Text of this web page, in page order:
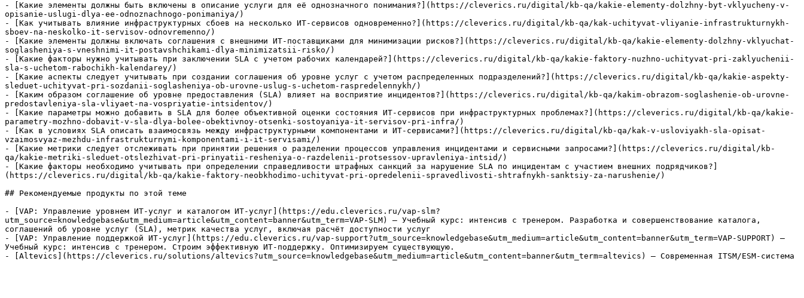
- [Какие элементы должны быть включены в описание услуги для её однозначного понимания?](https://cleverics.ru/digital/kb-qa/kakie-elementy-dolzhny-byt-vklyucheny-v-
opisanie-uslugi-dlya-ee-odnoznachnogo-ponimaniya/)
- [Как учитывать влияние инфраструктурных сбоев на несколько ИТ-сервисов одновременно?](https://cleverics.ru/digital/kb-qa/kak-uchityvat-vliyanie-infrastrukturnykh-
sboev-na-neskolko-it-servisov-odnovremenno/)
- [Какие элементы должны включать соглашения с внешними ИТ-поставщиками для минимизации рисков?](https://cleverics.ru/digital/kb-qa/kakie-elementy-dolzhny-vklyuchat-
soglasheniya-s-vneshnimi-it-postavshchikami-dlya-minimizatsii-risko/)
- [Какие факторы нужно учитывать при заключении SLA с учетом рабочих календарей?](https://cleverics.ru/digital/kb-qa/kakie-faktory-nuzhno-uchityvat-pri-zaklyuchenii-
sla-s-uchetom-rabochikh-kalendarey/)
- [Какие аспекты следует учитывать при создании соглашения об уровне услуг с учетом распределенных подразделений?](https://cleverics.ru/digital/kb-qa/kakie-aspekty-
sleduet-uchityvat-pri-sozdanii-soglasheniya-ob-urovne-uslug-s-uchetom-raspredelennykh/)
- [Каким образом соглашение об уровне предоставления (SLA) влияет на восприятие инцидентов?](https://cleverics.ru/digital/kb-qa/kakim-obrazom-soglashenie-ob-urovne-
predostavleniya-sla-vliyaet-na-vospriyatie-intsidentov/)
- [Какие параметры можно добавить в SLA для более объективной оценки состояния ИТ-сервисов при инфраструктурных проблемах?](https://cleverics.ru/digital/kb-qa/kakie-
parametry-mozhno-dobavit-v-sla-dlya-bolee-obektivnoy-otsenki-sostoyaniya-it-servisov-pri-infra/)
- [Как в условиях SLA описать взаимосвязь между инфраструктурными компонентами и ИТ-сервисами?](https://cleverics.ru/digital/kb-qa/kak-v-usloviyakh-sla-opisat-
vzaimosvyaz-mezhdu-infrastrukturnymi-komponentami-i-it-servisami/)
- [Какие метрики следует отслеживать при принятии решения о разделении процессов управления инцидентами и сервисными запросами?](https://cleverics.ru/digital/kb-
qa/kakie-metriki-sleduet-otslezhivat-pri-prinyatii-resheniya-o-razdelenii-protsessov-upravleniya-intsid/)
- [Какие факторы необходимо учитывать при определении справедливости штрафных санкций за нарушение SLA по инцидентам с участием внешних подрядчиков?]
(https://cleverics.ru/digital/kb-qa/kakie-faktory-neobkhodimo-uchityvat-pri-opredelenii-spravedlivosti-shtrafnykh-sanktsiy-za-narushenie/)
## Рекомендуемые продукты по этой теме
- [VAP: Управление уровнем ИТ-услуг и каталогом ИТ-услуг](https://edu.cleverics.ru/vap-slm?
utm_source=knowledgebase&utm_medium=article&utm_content=banner&utm_term=VAP-SLM) — Учебный курс: интенсив с тренером. Разработка и совершенствование каталога,
соглашений об уровне услуг (SLA), метрик качества услуг, включая расчёт доступности услуг
- [VAP: Управление поддержкой ИТ-услуг](https://edu.cleverics.ru/vap-support?utm_source=knowledgebase&utm_medium=article&utm_content=banner&utm_term=VAP-SUPPORT) —
Учебный курс: интенсив с тренером. Строим эффективную ИТ-поддержку. Оптимизируем существующую.
- [Altevics](https://cleverics.ru/solutions/altevics?utm_source=knowledgebase&utm_medium=article&utm_content=banner&utm_term=altevics) — Современная ITSM/ESM-система